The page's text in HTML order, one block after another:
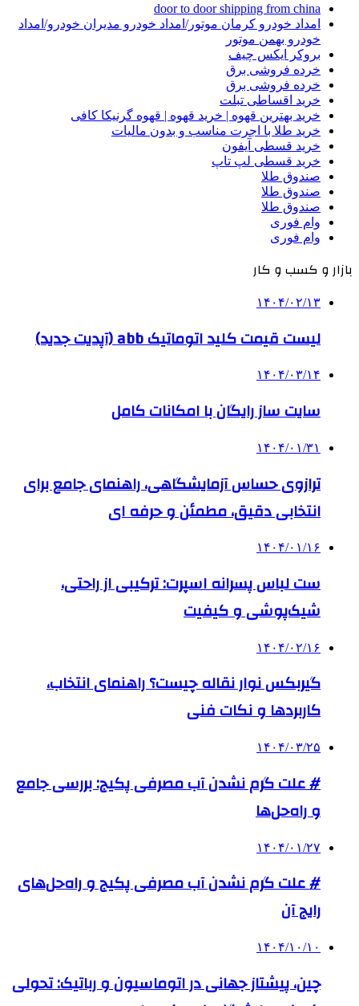
door to door shipping from china
امداد خودرو کرمان موتور/امداد خودرو مدیران خودرو/امداد
خودرو بهمن موتور
بروکر ایکس چیف
خرده فروشی برق
خرده فروشی برق
خرید اقساطی تبلت
خرید بهترین قهوه | خرید قهوه | قهوه گرنیکا کافی
خرید طلا با اجرت مناسب و بدون مالیات
خرید قسطی آیفون
خرید قسطی لپ تاپ
صندوق طلا
صندوق طلا
صندوق طلا
وام فوری
وام فوری
بازار و کسب و کار
۱۴۰۴/۰۲/۱۳
لیست قیمت کلید اتوماتیک abb (آپدیت جدید)
۱۴۰۴/۰۳/۱۴
سایت ساز رایگان با امکانات کامل
۱۴۰۴/۰۱/۳۱
ترازوی حساس آزمایشگاهی، راهنمای جامع برای
انتخابی دقیق، مطمئن و حرفه ای
۱۴۰۴/۰۱/۱۶
ست لباس پسرانه اسپرت: ترکیبی از راحتی،
شیک‌پوشی و کیفیت
۱۴۰۴/۰۲/۱۶
گیربکس نوار نقاله چیست؟ راهنمای انتخاب،
کاربردها و نکات فنی
۱۴۰۴/۰۳/۲۵
# علت گرم نشدن آب مصرفی پکیج: بررسی جامع
و راه‌حل‌ها
۱۴۰۴/۰۱/۲۷
# علت گرم نشدن آب مصرفی پکیج و راه‌حل‌های
رایج آن
۱۴۰۴/۱۰/۱۰
چین، پیشتاز جهانی در اتوماسیون و رباتیک: تحولی